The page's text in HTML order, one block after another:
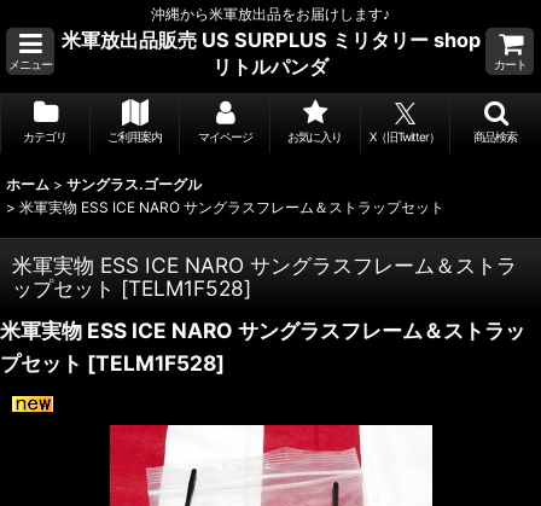
沖縄から米軍放出品をお届けします♪
メニュー
米軍放出品販売 US SURPLUS ミリタリー shop
リトルパンダ
カート
カテゴリ ご利用案内 マイページ お気に入り X（旧Twitter） 商品検索
ホーム > サングラス.ゴーグル
> 米軍実物 ESS ICE NARO サングラスフレーム＆ストラップセット
米軍実物 ESS ICE NARO サングラスフレーム＆ストラ
ップセット [TELM1F528]
米軍実物 ESS ICE NARO サングラスフレーム＆ストラッ
プセット [TELM1F528]